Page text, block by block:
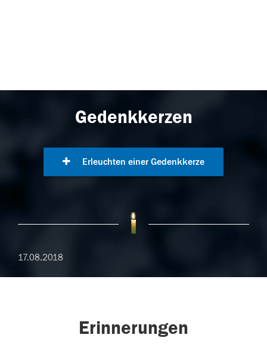
Gedenkkerzen
Erleuchten einer Gedenkkerze
17.08.2018
Erinnerungen